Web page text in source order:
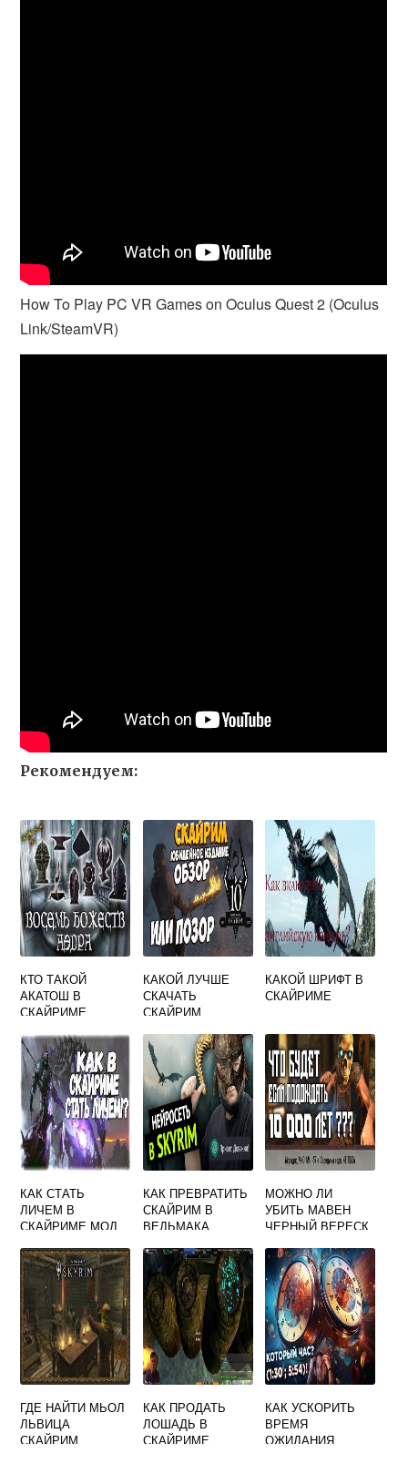
How To Play PC VR Games on Oculus Quest 2 (Oculus
Link/SteamVR)
Рекомендуем:
КТО ТАКОЙ
АКАТОШ В
СКАЙРИМЕ
КАКОЙ ЛУЧШЕ
СКАЧАТЬ
СКАЙРИМ
КАКОЙ ШРИФТ В
СКАЙРИМЕ
КАК СТАТЬ
ЛИЧЕМ В
СКАЙРИМЕ МОД
КАК ПРЕВРАТИТЬ
СКАЙРИМ В
ВЕДЬМАКА
МОЖНО ЛИ
УБИТЬ МАВЕН
ЧЕРНЫЙ ВЕРЕСК
ГДЕ НАЙТИ МЬОЛ
ЛЬВИЦА
СКАЙРИМ
КАК ПРОДАТЬ
ЛОШАДЬ В
СКАЙРИМЕ
КАК УСКОРИТЬ
ВРЕМЯ
ОЖИДАНИЯ